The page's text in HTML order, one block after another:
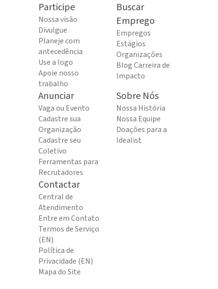
Participe
Nossa visão
Divulgue
Planeje com
antecedência
Use a logo
Apoie nosso
trabalho
Buscar
Emprego
Empregos
Estágios
Organizações
Blog Carreira de
Impacto
Anunciar
Vaga ou Evento
Cadastre sua
Organização
Cadastre seu
Coletivo
Ferramentas para
Recrutadores
Sobre Nós
Nossa História
Nossa Equipe
Doações para a
Idealist
Contactar
Central de
Atendimento
Entre em Contato
Termos de Serviço
(EN)
Política de
Privacidade (EN)
Mapa do Site